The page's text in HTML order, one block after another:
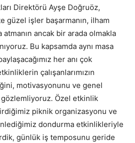
Direktörü Ayşe Doğruöz,
güzel işler başarmanın, ilham
atmanın ancak bir arada olmakla
Bu kapsamda aynı masa
her anı çok
çalışanlarımızın
motivasyonunu ve genel
gözlemliyoruz. Özel etkinlik
piknik organizasyonu ve
dondurma etkinlikleriyle
günlük iş temposunu geride